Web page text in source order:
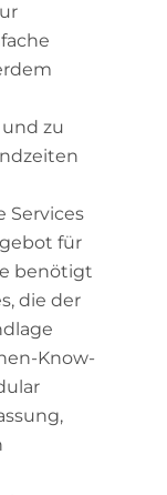
zu
Services
für
benötigt
die der
Know-